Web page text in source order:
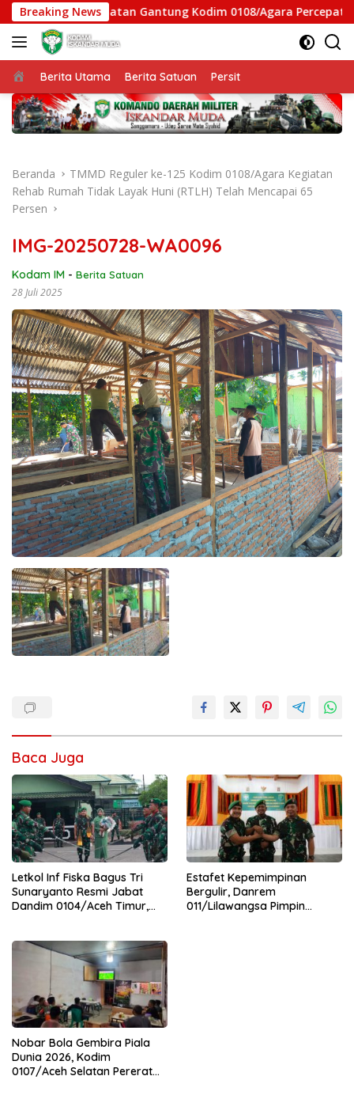
Langsung
ke
konten
Breaking News
Satgas Jembatan Gantung Kodim 0108/Agara Percepat Akses
Beranda
Berita Utama Berita Satuan Persit
Beranda
TMMD Reguler ke-125 Kodim 0108/Agara Kegiatan
Rehab Rumah Tidak Layak Huni (RTLH) Telah Mencapai 65
Persen
IMG-20250728-WA0096
Kodam IM - Berita Satuan
28 Juli 2025
Baca Juga
Letkol Inf Fiska Bagus Tri
Sunaryanto Resmi Jabat
Dandim 0104/Aceh Timur,
0104/Atim
Estafet Kepemimpinan
Bergulir, Danrem
011/Lilawangsa Pimpin
Nobar Bola Gembira Piala
Dunia 2026, Kodim
0107/Aceh Selatan Pererat